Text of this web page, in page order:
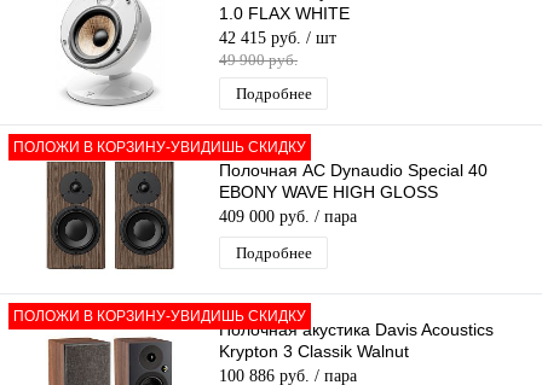
1.0 FLAX WHITE
42 415 руб. / шт
49 900 руб.
Подробнее
ПОЛОЖИ В КОРЗИНУ-УВИДИШЬ СКИДКУ
Полочная АС Dynaudio Special 40
EBONY WAVE HIGH GLOSS
409 000 руб. / пара
Подробнее
ПОЛОЖИ В КОРЗИНУ-УВИДИШЬ СКИДКУ
Полочная акустика Davis Acoustics
Krypton 3 Classik Walnut
100 886 руб. / пара